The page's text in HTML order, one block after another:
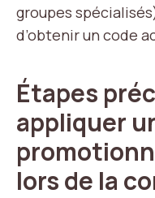
groupes
d’obtenir un code
Étapes
appliquer
lors de la